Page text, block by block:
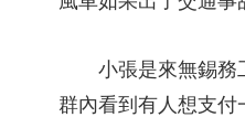
前線 比劃 快看
競猜 2026年
CCTV奧林匹克頻道
小張是來無錫務工
群內看到有人想支